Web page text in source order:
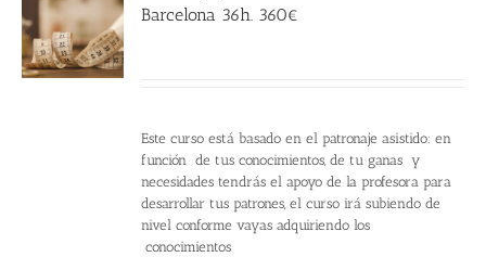
Barcelona 36h. 360€
Este curso está basado en el patronaje asistido: en
función de tus conocimientos, de tu ganas y
necesidades tendrás el apoyo de la profesora para
desarrollar tus patrones, el curso irá subiendo de
nivel conforme vayas adquiriendo los
conocimientos